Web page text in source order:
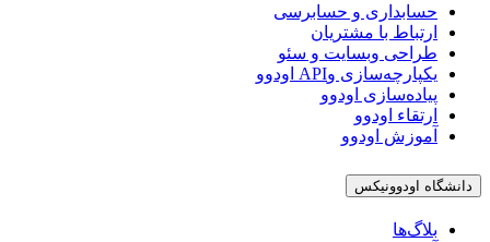
حسابداری و حسابرسی
ارتباط با مشتریان
طراحی وبسایت و سئو
یکپارچه‌سازی وAPI اودوو
پیاده‌سازی اودوو
ارتقاء اودوو
آموزش اودوو
دانشگاه اودوونیکس
بلاگ‌ها